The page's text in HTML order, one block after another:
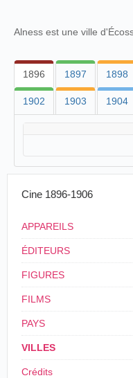
Alness est une ville
1896 1897 1898
1902 1903 1904
Cine 1896-1906
APPAREILS
ÉDITEURS
FIGURES
FILMS
PAYS
VILLES
Crédits